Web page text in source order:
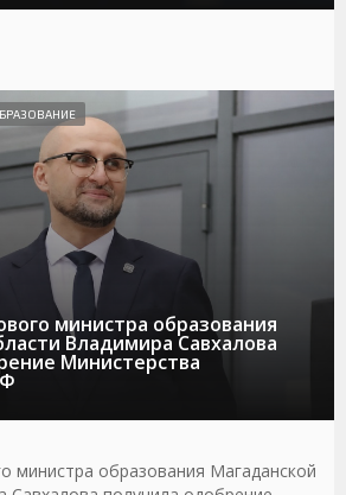
министра образования
Владимира Савхалова
Министерства
министра образования Магаданской